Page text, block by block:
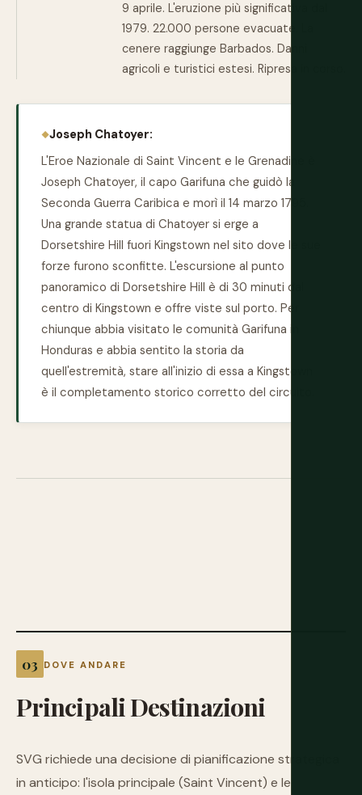
9 aprile. L'eruzione più significativa dal
1979. 22.000 persone evacuate. La
cenere raggiunge Barbados. Danni
agricoli e turistici estesi. Ripresa in corso.
Joseph Chatoyer:
L'Eroe Nazionale di Saint Vincent e le Grenadine è
Joseph Chatoyer, il capo Garifuna che guidò la
Seconda Guerra Caribica e morì il 14 marzo 1795.
Una grande statua di Chatoyer si erge a
Dorsetshire Hill fuori Kingstown nel sito dove le sue
forze furono sconfitte. L'escursione al punto
panoramico di Dorsetshire Hill è di 30 minuti dal
centro di Kingstown e offre viste sul porto. Per
chiunque abbia visitato le comunità Garifuna in
Honduras e abbia sentito la storia da
quell'estremità, stare all'inizio di essa a Kingstown
è il completamento storico corretto del circuito.
DOVE ANDARE
PrincipaliDestinazioni
SVG richiede una decisione di pianificazione strategica
in anticipo: l'isola principale (Saint Vincent) e le